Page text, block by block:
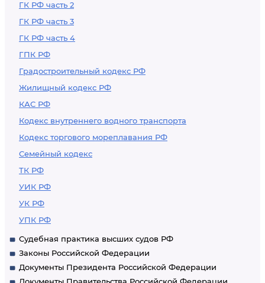
ГК РФ часть 2
ГК РФ часть 3
ГК РФ часть 4
ГПК РФ
Градостроительный кодекс РФ
Жилищный кодекс РФ
КАС РФ
Кодекс внутреннего водного транспорта
Кодекс торгового мореплавания РФ
Семейный кодекс
ТК РФ
УИК РФ
УК РФ
УПК РФ
Судебная практика высших судов РФ
Законы Российской Федерации
Документы Президента Российской Федерации